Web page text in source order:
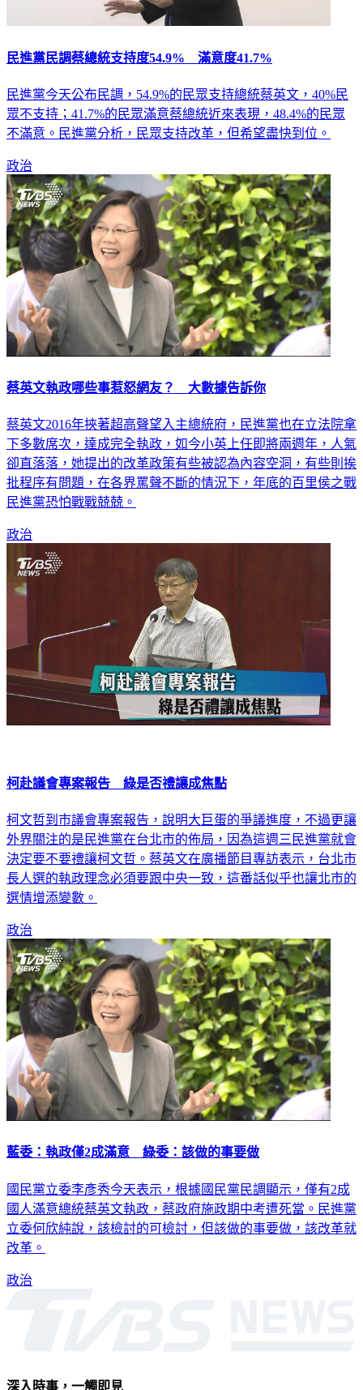
民進黨今天公布民調，54.9%的民眾支持總統蔡英文，40%民
眾不支持；41.7%的民眾滿意蔡總統近來表現，48.4%的民眾
政治
蔡英文2016年挾著超高聲望入主總統府，民進黨也在立法院拿
下多數席次，達成完全執政，如今小英上任即將兩週年，人氣
卻直落落，她提出的改革政策有些被認為內容空洞，有些則挨
批程序有問題，在各界罵聲不斷的情況下，年底的百里侯之戰
政治
柯文哲到市議會專案報告，說明大巨蛋的爭議進度，不過更讓
外界關注的是民進黨在台北市的佈局，因為這週三民進黨就會
決定要不要禮讓柯文哲。蔡英文在廣播節目專訪表示，台北市
長人選的執政理念必須要跟中央一致，這番話似乎也讓北市的
政治
國民黨立委李彥秀今天表示，根據國民黨民調顯示，僅有2成
國人滿意總統蔡英文執政，蔡政府施政期中考遭死當。民進黨
立委何欣純說，該檢討的可檢討，但該做的事要做，該改革就